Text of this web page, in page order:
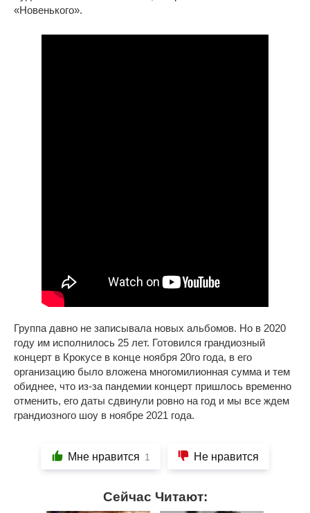
«Новенького».
Группа давно не записывала новых альбомов. Но в 2020
году им исполнилось 25 лет. Готовился грандиозный
концерт в Крокусе в конце ноября 20го года, в его
организацию было вложена многомилионная сумма и тем
обиднее, что из-за пандемии концерт пришлось временно
отменить, его даты сдвинули ровно на год и мы все ждем
грандиозного шоу в ноябре 2021 года.
Мне нравится 1 Не нравится
Сейчас Читают: